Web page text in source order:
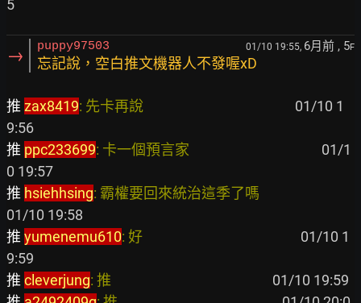
→ puppy97503 01/10 19:55, 6月前 , 5F
忘記說，空白推文機器人不發喔xD
推 zax8419: 先卡再說
01/10 1
推 ppc233699: 卡一個預言家
01/1
推 hsiehhsing
推 yumenemu610: 好
01/10 1
推 cleverjung: 推